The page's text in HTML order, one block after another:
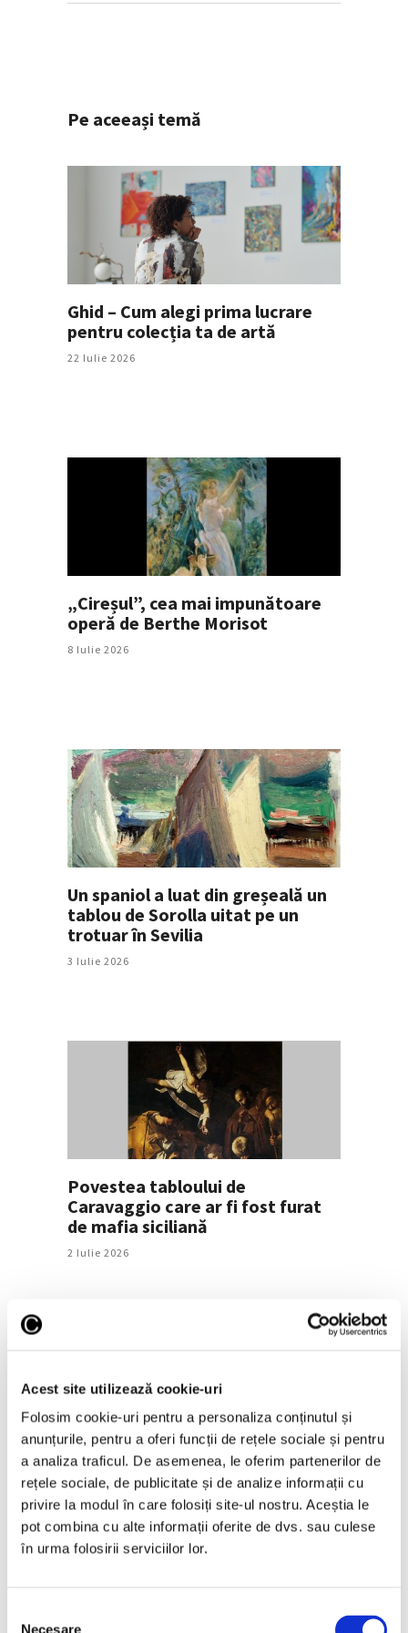
Acest site utilizează cookie-uri
Folosim cookie-uri pentru a personaliza conținutul și
anunțurile, pentru a oferi funcții de rețele sociale și pentru
a analiza traficul. De asemenea, le oferim partenerilor de
rețele sociale, de publicitate și de analize informații cu
privire la modul în care folosiți site-ul nostru. Aceștia le
pot combina cu alte informații oferite de dvs. sau culese
în urma folosirii serviciilor lor.
Necesare
Pe aceeași temă
Ghid – Cum alegi prima lucrare
pentru colecția ta de artă
22 Iulie 2026
„Cireșul”, cea mai impunătoare
operă de Berthe Morisot
8 Iulie 2026
Un spaniol a luat din greșeală un
tablou de Sorolla uitat pe un
trotuar în Sevilia
3 Iulie 2026
Povestea tabloului de
Caravaggio care ar fi fost furat
de mafia siciliană
2 Iulie 2026
Un tablou de Van Gogh din Muzeul
Orsay, revendicat de o familie
jefuită de naziști
29 Iunie 2026